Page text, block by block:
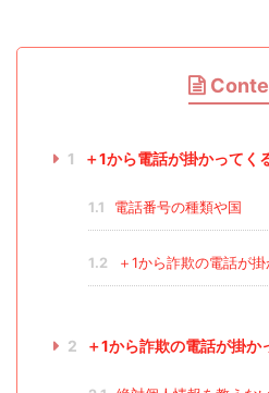
1 ＋1から電話が掛かってく
1.1 電話番号の種類や国
1.2 ＋1から詐欺の電話が
2 ＋1から詐欺の電話が掛